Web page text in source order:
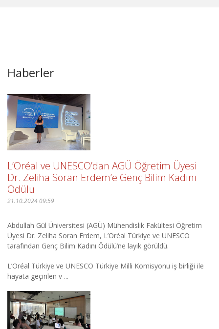
Haberler
L’Oréal ve UNESCO’dan AGÜ Öğretim Üyesi
Dr. Zeliha Soran Erdem’e Genç Bilim Kadını
Ödülü
21.10.2024 09:59
Abdullah Gül Üniversitesi (AGÜ) Mühendislik Fakültesi Öğretim
Üyesi Dr. Zeliha Soran Erdem, L’Oréal Türkiye ve UNESCO
tarafından Genç Bilim Kadını Ödülü’ne layık görüldü.
L’Oréal Türkiye ve UNESCO Türkiye Milli Komisyonu iş birliği ile
hayata geçirilen v ...